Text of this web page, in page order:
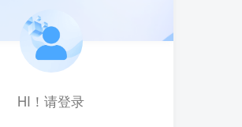
HI！请登录
HI！请登录